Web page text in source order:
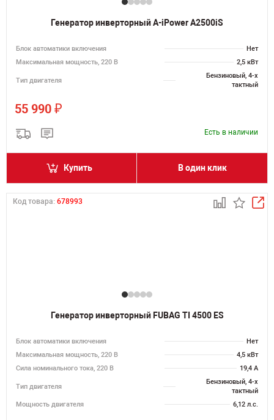
Генератор инверторный A-iPower A2500iS
Блок автоматики включения
Нет
Максимальная мощность, 220 В
2,5 кВт
Тип двигателя
Бензиновый, 4-х
тактный
55 990 ₽
Есть в наличии
Купить В один клик
Код товара: 678993
Генератор инверторный FUBAG TI 4500 ES
Блок автоматики включения
Нет
Максимальная мощность, 220 В
4,5 кВт
Сила номинального тока, 220 В
19,4 А
Тип двигателя
Бензиновый, 4-х
тактный
Мощность двигателя
6,12 л.с.